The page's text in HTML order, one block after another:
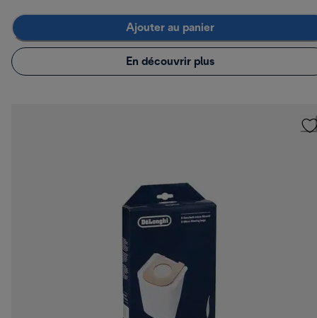
Ajouter au panier
En découvrir plus